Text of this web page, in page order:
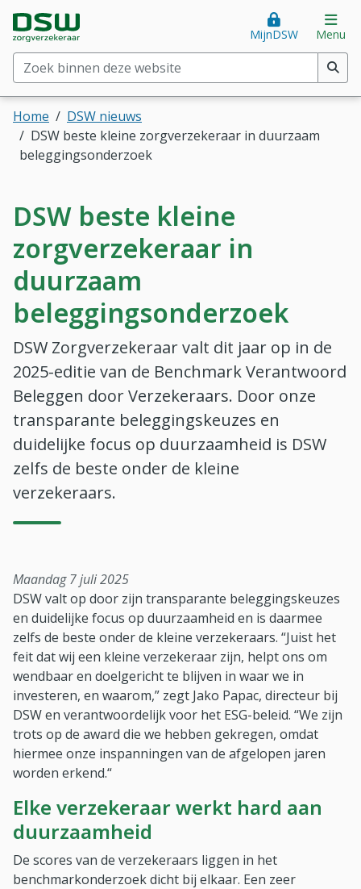
Direct naar hoofdinhoud
Direct naar hoofdmenuDSW Zorgverzekeraar. Goed voor je.
Zoek binnen deze website(min. 2 tekens)
MijnDSW Menu
Home
DSW nieuws
DSW beste kleine zorgverzekeraar in duurzaam
beleggingsonderzoek
DSW beste kleine
zorgverzekeraar in
duurzaam
beleggingsonderzoek
DSW Zorgverzekeraar valt dit jaar op in de
2025-editie van de Benchmark Verantwoord
Beleggen door Verzekeraars. Door onze
transparante beleggingskeuzes en
duidelijke focus op duurzaamheid is DSW
zelfs de beste onder de kleine
verzekeraars.
maandag 7 juli 2025
DSW valt op door zijn transparante beleggingskeuzes
en duidelijke focus op duurzaamheid en is daarmee
zelfs de beste onder de kleine verzekeraars. “Juist het
feit dat wij een kleine verzekeraar zijn, helpt ons om
wendbaar en doelgericht te blijven in waar we in
investeren, en waarom,” zegt Jako Papac, directeur bij
DSW en verantwoordelijk voor het ESG-beleid. “We zijn
trots op de award die we hebben gekregen, omdat
hiermee onze inspanningen van de afgelopen jaren
worden erkend.“
Elke verzekeraar werkt hard aan
duurzaamheid
De scores van de verzekeraars liggen in het
benchmarkonderzoek dicht bij elkaar. Een zeer